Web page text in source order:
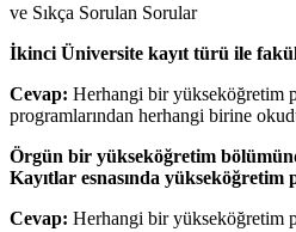
ve Sıkça Sorulan Sorular
İkinci Üniversite kayıt türü ile
Cevap: Herhangi bir yükseköğretim
programlarından herhangi birine
Örgün bir yükseköğretim
Kayıtlar esnasında
Cevap: Herhangi bir yükseköğretim